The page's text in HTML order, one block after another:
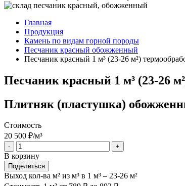
Главная
Продукция
Камень по видам горной породы
Песчаник красный обожженный
Песчаник красный 1 м³ (23-26 м²)
Песчаник красный 1 м³ (23-26
Плитняк (пластушка)
Стоимость
20 500 ₽/м³
- +
В корзину
Поделиться
Выход кол-ва м² из м³ в 1 м³ – 23-26 м²